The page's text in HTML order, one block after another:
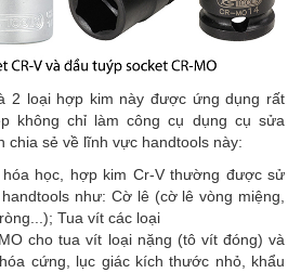
2 loại hợp kim này được ứng dụng rất
không chỉ làm công cụ dụng cụ sửa
chia sẻ về lĩnh vực handtools này:
học, hợp kim Cr-V thường được sử
như: Cờ lê (cờ lê vòng miệng,
Tua vít các loại
cho tua vít loại nặng (tô vít đóng) và
cứng, lục giác kích thước nhỏ, khẩu